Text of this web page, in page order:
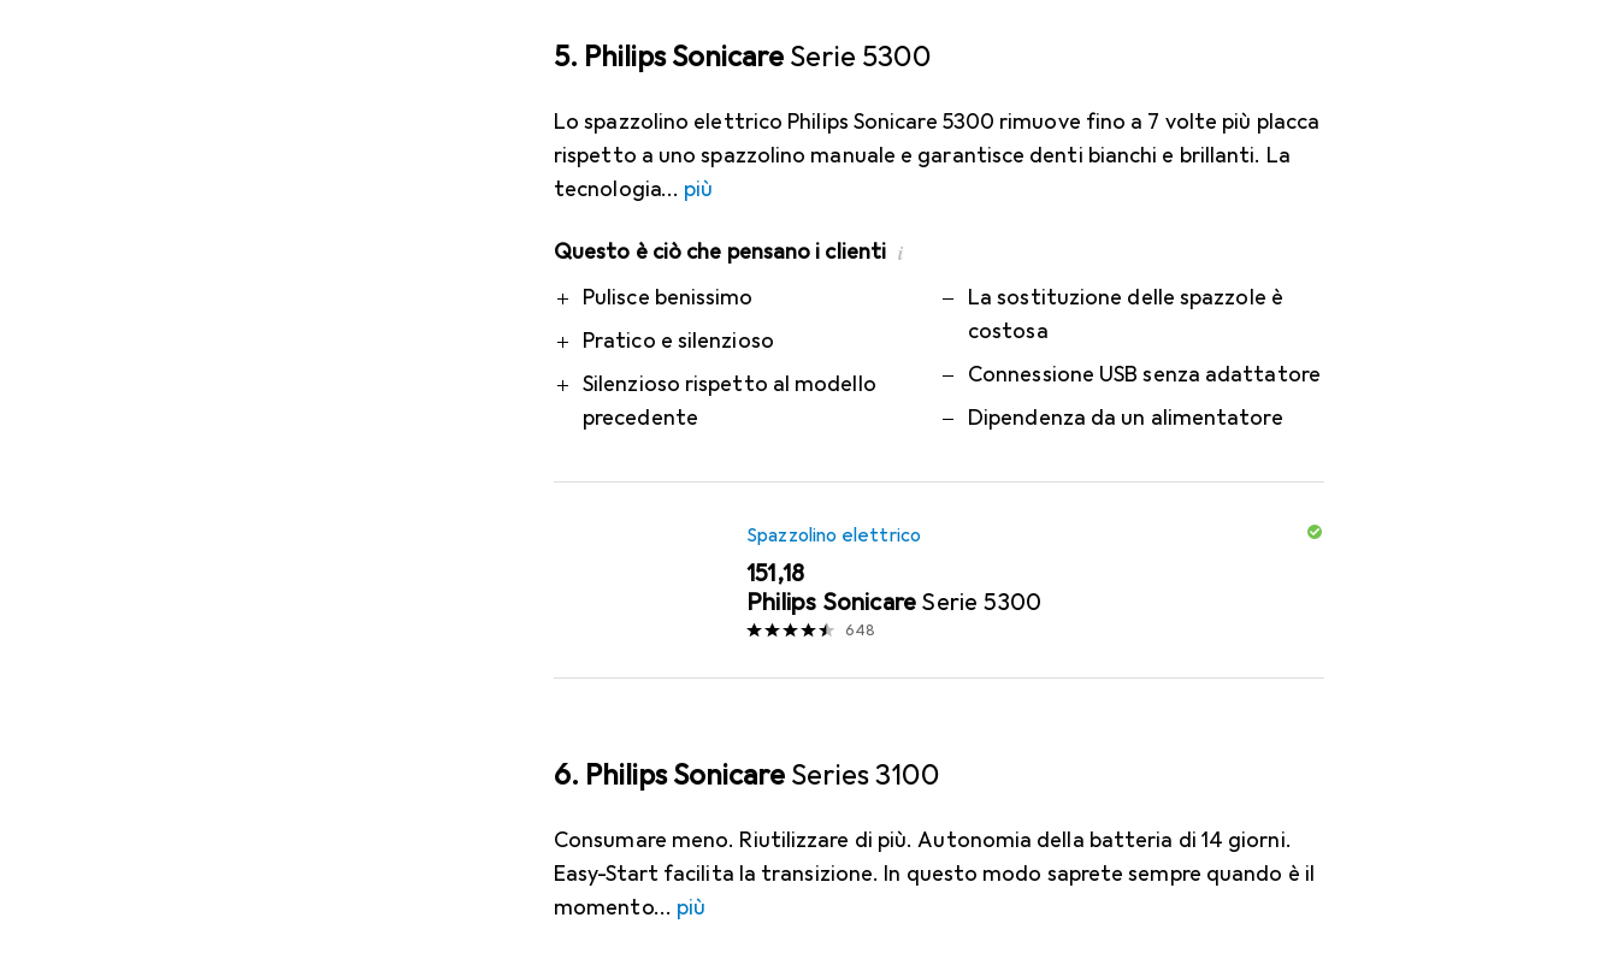
5. Philips Sonicare Serie 5300
Lo spazzolino elettrico Philips Sonicare 5300 rimuove fino a 7 volte più placca
rispetto a uno spazzolino manuale e garantisce denti bianchi e brillanti. La
tecnologia
più
Questo è ciò che pensano i clienti i
ProPulisce benissimo
Pratico e silenzioso
Silenzioso rispetto al modello
precedente
Contro
La sostituzione delle spazzole è
costosa
Connessione USB senza adattatore
Dipendenza da un alimentatore
Spazzolino elettrico
EUR
151,18
Philips Sonicare Serie 5300
648
6. Philips Sonicare Series 3100
Consumare meno. Riutilizzare di più. Autonomia della batteria di 14 giorni.
Easy-Start facilita la transizione. In questo modo saprete sempre quando è il
momento
più